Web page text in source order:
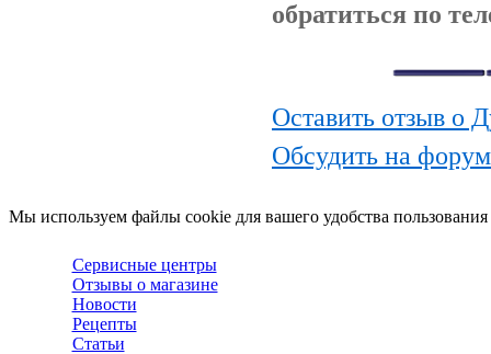
обратиться по
Оставить отзыв о
Обсудить на
Мы используем файлы cookie для вашего удобства
Сервисные центры
Отзывы о магазине
Новости
Рецепты
Статьи